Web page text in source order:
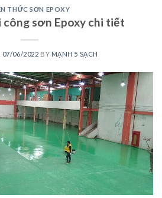
THỨC SƠN EPOXY
sơn Epoxy chi tiết
07/06/2022 BY MẠNH 5 SẠCH